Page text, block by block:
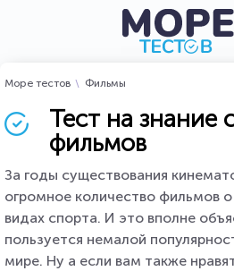
Море тестов Фильмы
Тест на знание
фильмов
За годы существования
огромное количество фильмов
видах спорта. И это вполне
пользуется немалой
мире. Ну а если вам также